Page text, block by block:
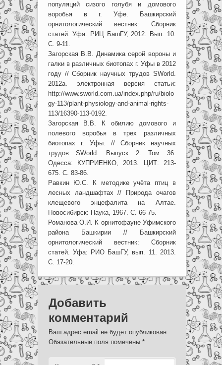
популяций сизого голубя и домового
воробья в г. Уфе. Башкирский
орнитологический вестник: Сборник
статей. Уфа: РИЦ БашГУ, 2012. Вып. 10.
С. 9-11.
Загорская В.В. Динамика серой вороны и
галки в различных биотопах г. Уфы в 2012
году // Сборник научных трудов SWorld.
2012а. электронная версия статьи:
http://www.sworld.com.ua/index.php/ru/biolo
gy-113/plant-physiology-and-animal-rights-
113/16390-113-0192.
Загорская В.В. К обилию домового и
полевого воробья в трех различных
биотопах г. Уфы. // Сборник научных
трудов SWorld. Выпуск 2. Том 36.
Одесса: КУПРИЕНКО, 2013. ЦИТ: 213-
675. С. 83-86.
Равкин Ю.С. К методике учёта птиц в
лесных ландшафтах // Природа очагов
клещевого энцефалита на Алтае.
Новосибирск: Наука, 1967. С. 66-75.
Романова О.И. К орнитофауне Уфимского
района Башкирии // Башкирский
орнитологический вестник: Сборник
статей. Уфа: РИО БашГУ, вып. 11. 2013.
С. 17-20.
Добавить
комментарий
Ваш адрес email не будет опубликован.
Обязательные поля помечены *